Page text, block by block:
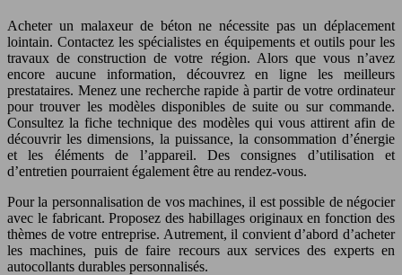
Acheter un malaxeur de béton ne nécessite pas un déplacement
lointain. Contactez les spécialistes en équipements et outils pour les
travaux de construction de votre région. Alors que vous n’avez
encore aucune information, découvrez en ligne les meilleurs
prestataires. Menez une recherche rapide à partir de votre ordinateur
pour trouver les modèles disponibles de suite ou sur commande.
Consultez la fiche technique des modèles qui vous attirent afin de
découvrir les dimensions, la puissance, la consommation d’énergie
et les éléments de l’appareil. Des consignes d’utilisation et
d’entretien pourraient également être au rendez-vous.
Pour la personnalisation de vos machines, il est possible de négocier
avec le fabricant. Proposez des habillages originaux en fonction des
thèmes de votre entreprise. Autrement, il convient d’abord d’acheter
les machines, puis de faire recours aux services des experts en
autocollants durables personnalisés.